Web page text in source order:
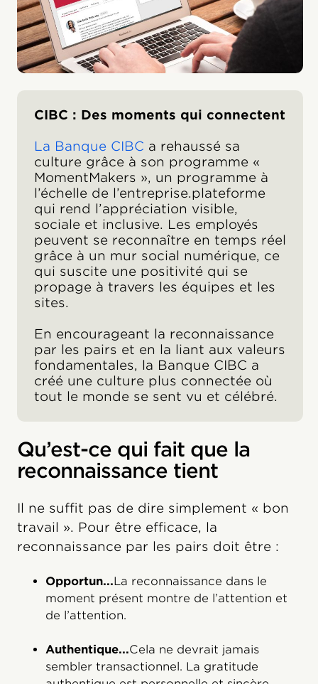
CIBC : Des moments qui connectent
La Banque CIBC a rehaussé sa
culture grâce à son programme «
MomentMakers », un programme à
l’échelle de l’entreprise.plateforme
qui rend l’appréciation visible,
sociale et inclusive. Les employés
peuvent se reconnaître en temps réel
grâce à un mur social numérique, ce
qui suscite une positivité qui se
propage à travers les équipes et les
sites.
En encourageant la reconnaissance
par les pairs et en la liant aux valeurs
fondamentales, la Banque CIBC a
créé une culture plus connectée où
tout le monde se sent vu et célébré.
Qu’est-ce qui fait que la
reconnaissance tient
Il ne suffit pas de dire simplement « bon
travail ». Pour être efficace, la
reconnaissance par les pairs doit être :
Opportun...La reconnaissance dans le
moment présent montre de l’attention et
de l’attention.
Authentique...Cela ne devrait jamais
sembler transactionnel. La gratitude